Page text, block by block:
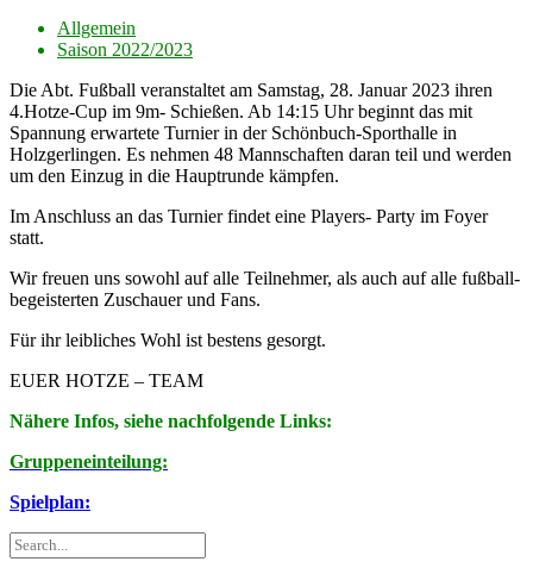
Allgemein
Saison 2022/2023
Die Abt. Fußball veranstaltet am Samstag, 28. Januar 2023 ihren
4.Hotze-Cup im 9m- Schießen. Ab 14:15 Uhr beginnt das mit
Spannung erwartete Turnier in der Schönbuch-Sporthalle in
Holzgerlingen. Es nehmen 48 Mannschaften daran teil und werden
um den Einzug in die Hauptrunde kämpfen.
Im Anschluss an das Turnier findet eine Players- Party im Foyer
statt.
Wir freuen uns sowohl auf alle Teilnehmer, als auch auf alle fußball-
begeisterten Zuschauer und Fans.
Für ihr leibliches Wohl ist bestens gesorgt.
EUER HOTZE – TEAM
Nähere Infos, siehe nachfolgende Links:
Gruppeneinteilung:
Spielplan: